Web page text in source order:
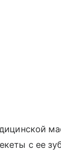
с ее